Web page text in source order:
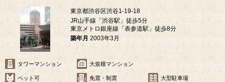
東京都渋谷区渋谷1-19-18
JR山手線「渋谷駅」徒歩5分
東京メトロ銀座線「表参道駅」徒歩8分
築年月 2003年3月
タワーマンション 大規模マンション
ペット可 免震・制震 大型駐車場